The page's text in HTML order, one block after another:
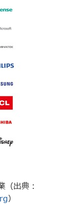
出典：
）